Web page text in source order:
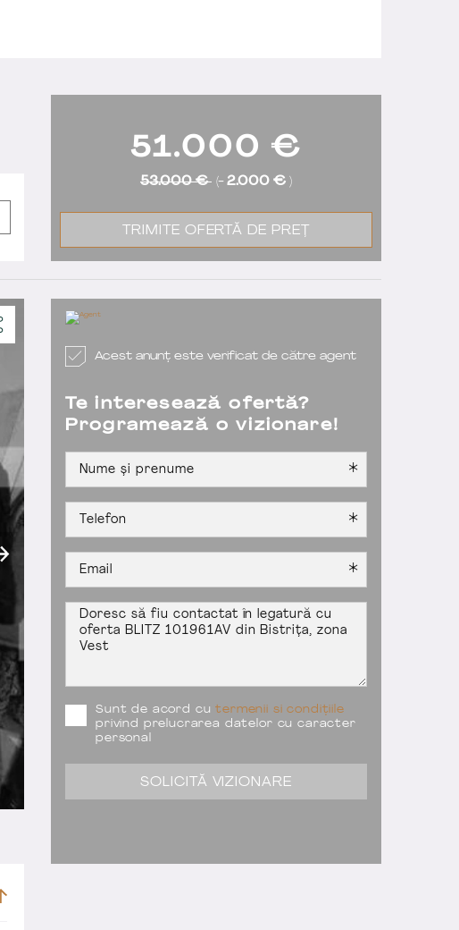
Acest anunț este verificat de către agent
Te interesează ofertă?
Programează o vizionare!
Sunt de acord cutermenii si condițiile
privind prelucrarea datelor cu caracter
personal
SOLICITĂ VIZIONARE
51.000 €
53.000 € (- 2.000 € )
TRIMITE OFERTĂ DE PREȚ